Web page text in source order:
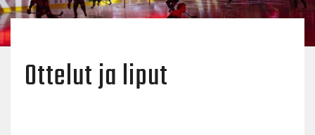
Ottelut ja liput